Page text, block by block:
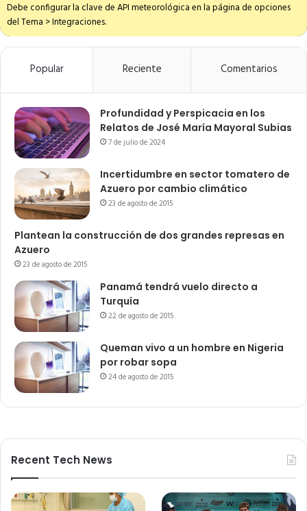
Debe configurar la clave de API meteorológica en la página de opciones
del Tema > Integraciones.
Popular Reciente Comentarios
Profundidad y Perspicacia en los
Relatos de José María Mayoral Subias
7 de julio de 2024
Incertidumbre en sector tomatero de
Azuero por cambio climático
23 de agosto de 2015
Plantean la construcción de dos grandes represas en
Azuero
23 de agosto de 2015
Panamá tendrá vuelo directo a
Turquía
22 de agosto de 2015
Queman vivo a un hombre en Nigeria
por robar sopa
24 de agosto de 2015
Recent Tech News